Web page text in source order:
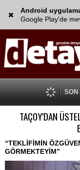
Android
Google Play'de
SON
TAÇOY'DAN
“TEKLİFİMİN
GÖRMEKTEYİM”